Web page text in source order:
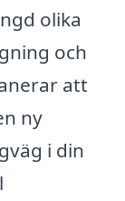
olika
och
att
ny
i din